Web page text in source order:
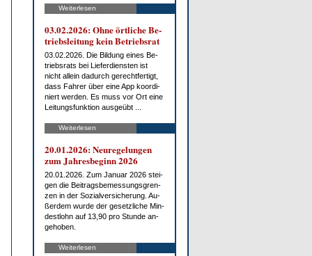
Weiterlesen
03.02.2026: Oh­ne ört­li­che Be­
triebs­lei­tung kein Be­triebs­rat
03.02.2026. Die Bil­dung ei­nes Be­
triebs­rats bei Lie­fer­diens­ten ist
nicht al­lein da­durch ge­recht­fer­tigt,
dass Fah­rer über ei­ne App ko­or­di­
niert wer­den. Es muss vor Ort ei­ne
Lei­tungs­funk­ti­on aus­ge­übt ...
Weiterlesen
20.01.2026: Neu­re­ge­lun­gen
zum Jah­res­be­ginn 2026
20.01.2026. Zum Ja­nu­ar 2026 stei­
gen die Bei­trags­be­mes­sungs­gren­
zen in der So­zi­al­ver­si­che­rung. Au­
ßer­dem wur­de der ge­setz­li­che Min­
dest­lohn auf 13,90 pro St­un­de an­
ge­ho­ben.
Weiterlesen